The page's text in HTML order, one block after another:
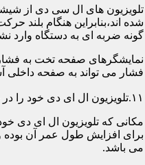
تلویزیون های ال سی دی از
شده اند،بنابراین هنگام بلند
گونه ضربه ای به دستگاه وارد
نمایشگرهای صفحه تخت به
فشار می تواند به صفحه داخلی
۱۱.تلویزیون ال ای دی خود را در جای مناسب قرار دهید
مکانی که تلویزیون ال ای دی
برای افزایش طول عمر آن بوده
می باشد.